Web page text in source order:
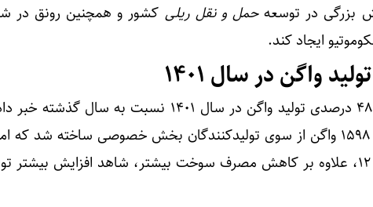
بزرگی در توسعهحمل و نقل ریلی کشور و همچنین رونق در
ایجاد کند.
مدیرعامل راه آهن از رشد ۴۸ درصدی تولید واگن در سال ۱۴۰۱ نسبت به
کرد: در سال ۱۴۰۱ بیش از ۱۵۹۸ واگن از سوی تولیدکنندگان بخش خصوصی ساخته شد که
تزریق منابع ناشی از ماده ۱۲، علاوه بر کاهش مصرف سوخت بیشتر، شاهد افزایش